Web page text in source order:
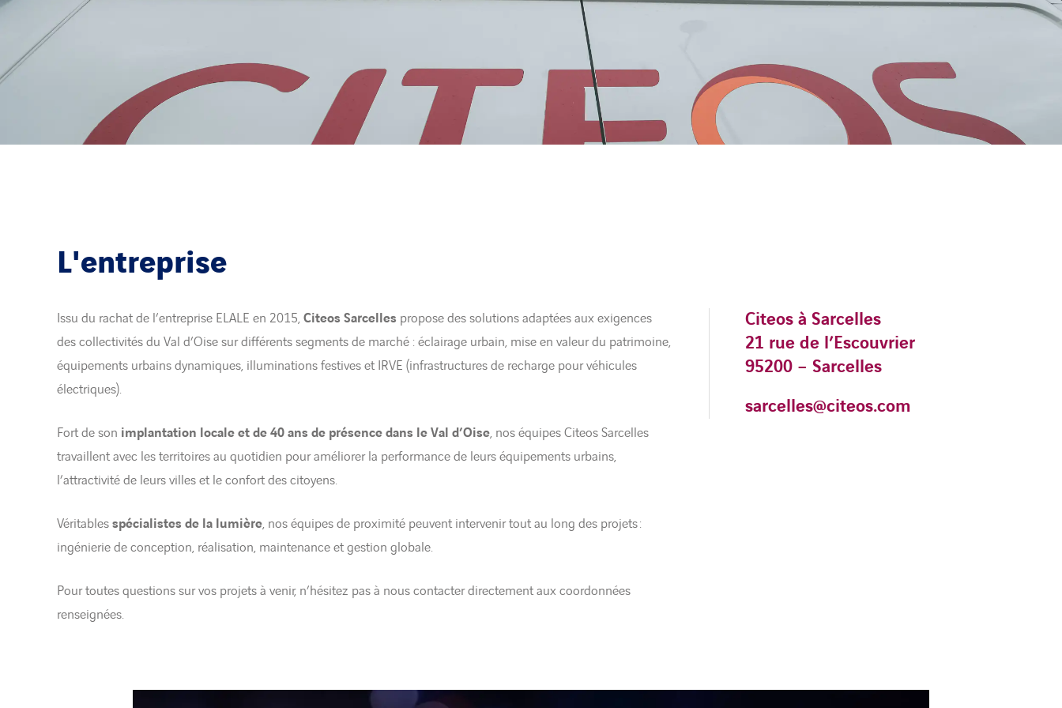
L'entreprise
Issu du rachat de l’entreprise ELALE en 2015, Citeos Sarcelles propose des solutions adaptées aux exigences
des collectivités du Val d’Oise sur différents segments de marché : éclairage urbain, mise en valeur du patrimoine,
équipements urbains dynamiques, illuminations festives et IRVE (infrastructures de recharge pour véhicules
électriques).
Fort de son implantation locale et de 40 ans de présence dans le Val d’Oise, nos équipes Citeos Sarcelles
travaillent avec les territoires au quotidien pour améliorer la performance de leurs équipements urbains,
l’attractivité de leurs villes et le confort des citoyens.
Véritablesspécialistes de la lumière, nos équipes de proximité peuvent intervenir tout au long des projets :
ingénierie de conception, réalisation, maintenance et gestion globale.
Pour toutes questions sur vos projets à venir, n’hésitez pas à nous contacter directement aux coordonnées
renseignées.
Citeos à Sarcelles
21 rue de l’Escouvrier
95200 – Sarcelles
sarcelles@citeos.com